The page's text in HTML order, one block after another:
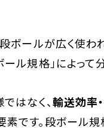
ボールが広く使わ
ル規格」によって
はなく、輸送効率
素です。段ボール